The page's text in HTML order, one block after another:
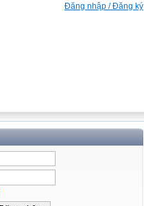
Đăng nhập / Đăng ký